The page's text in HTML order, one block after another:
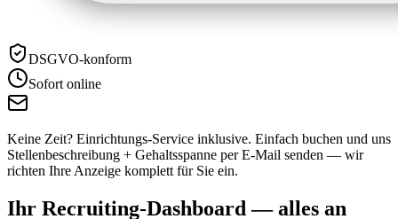
DSGVO-konform
Sofort online
Keine Zeit? Einrichtungs-Service inklusive. Einfach buchen und uns
Stellenbeschreibung + Gehaltsspanne per E-Mail senden — wir
richten Ihre Anzeige komplett für Sie ein.
Ihr Recruiting-Dashboard — alles an